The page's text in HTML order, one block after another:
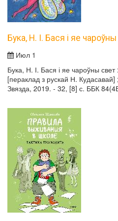
Бука, Н. І. Бася і яе
Июл 1
Бука, Н. І. Бася і яе чароўны
[пераклад з рускай Н.
Звязда, 2019. - 32, [8] с. ББК